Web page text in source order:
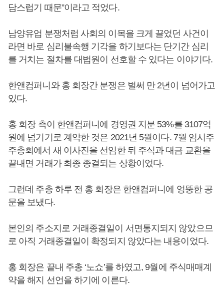
담스럽기 때문”이라고 적었다.
남양유업 분쟁처럼 사회의 이목을 크게 끌었던 사건이
라면 바로 심리불속행 기각을 하기보다는 단기간 심리
를 거치는 절차를 대법원이 선호할 수 있다는 이야기다.
한앤컴퍼니와 홍 회장간 분쟁은 벌써 만 2년이 넘어가고
있다.
홍 회장 측이 한앤컴퍼니에 경영권 지분 53%를 3107억
원에 넘기기로 계약한 것은 2021년 5월이다. 7월 임시주
주총회에서 새 이사진을 선임한 뒤 주식과 대금 교환을
끝내면 거래가 최종 종결되는 상황이었다.
그런데 주총 하루 전 홍 회장은 한앤컴퍼니에 엉뚱한 공
문을 보냈다.
본인의 주소지로 거래종결일이 서면통지되지 않았으므
로 아직 거래종결일이 확정되지 않았다는 내용이었다.
홍 회장은 끝내 주총 ‘노쇼’를 하였고, 9월에 주식매매계
약을 해지 선언을 하기에 이른다.